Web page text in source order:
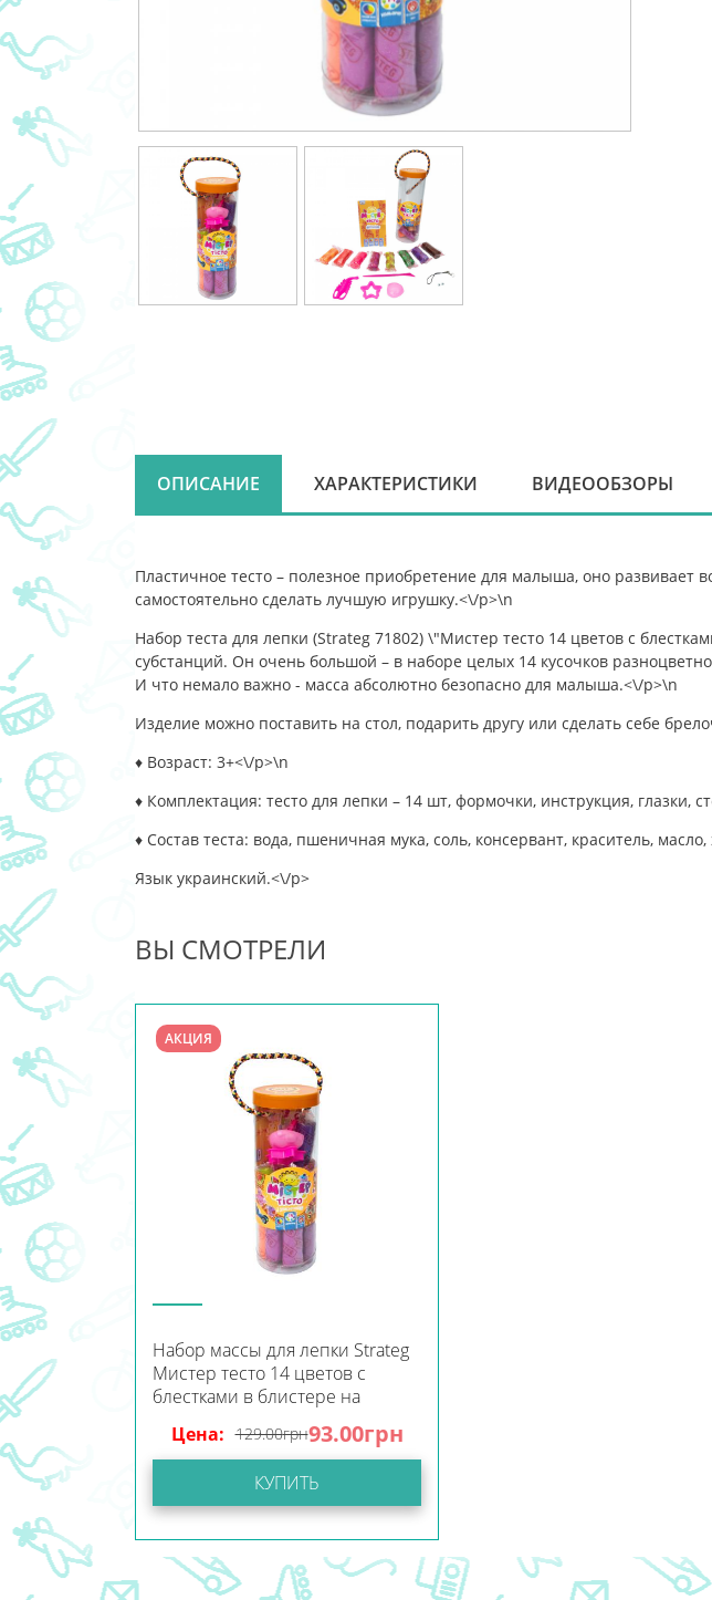
ОПИСАНИЕ ХАРАКТЕРИСТИКИ ВИДЕООБЗОРЫ
Пластичное тесто – полезное приобретение для малыша, оно
самостоятельно сделать лучшую игрушку.<\/p>\n
Набор теста для лепки (Strateg 71802) \"Мистер тесто 14 цветов с
субстанций. Он очень большой – в наборе целых 14 кусочков
И что немало важно - масса абсолютно безопасно для малыша.<\/p>\n
Изделие можно поставить на стол, подарить другу или сделать себе
♦ Возраст: 3+<\/p>\n
♦ Комплектация: тесто для лепки – 14 шт, формочки, инструкция, глазки,
♦ Состав теста: вода, пшеничная мука, соль, консервант, краситель,
Язык украинский.<\/p>
ВЫ СМОТРЕЛИ
АКЦИЯ
Набор массы для лепки Strateg
Мистер тесто 14 цветов с
блестками в блистере на
Цена: 129.00грн93.00грн
КУПИТЬ